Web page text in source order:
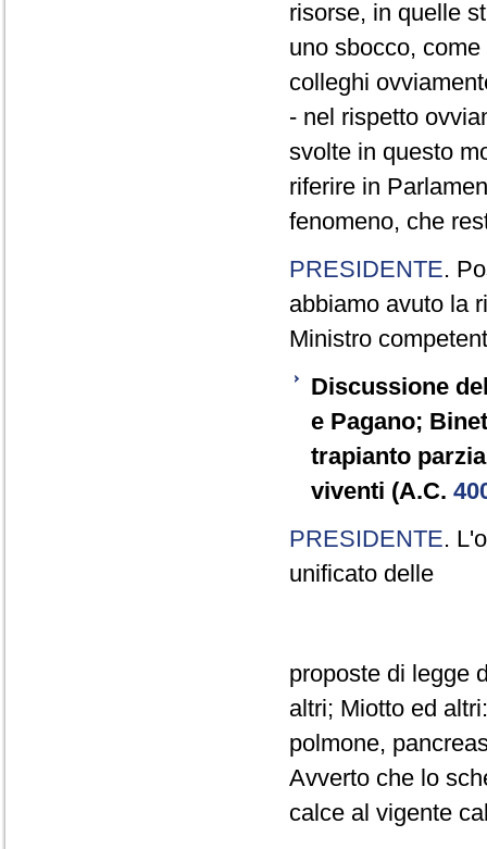
risorse, in quelle
uno sbocco,
colleghi
- nel rispetto
svolte in questo
riferire in
fenomeno, che
PRESIDENTE.
abbiamo avuto la
Ministro
Discussione
e Pagano;
trapianto
viventi (A.C.
PRESIDENTE.
unificato delle
proposte di legge
altri; Miotto ed
polmone,
Avverto che lo
calce al vigente